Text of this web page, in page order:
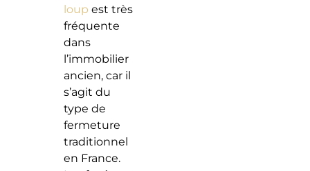
loup est très
fréquente
dans
l’immobilier
ancien, car il
s’agit du
type de
fermeture
traditionnel
en France.